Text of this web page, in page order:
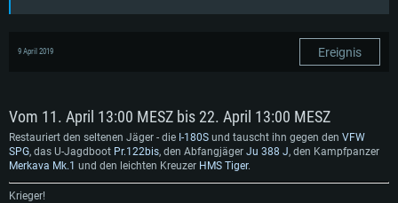
9 April 2019 Ereignis
Vom 11. April 13:00 MESZ bis 22. April 13:00 MESZ
Restauriert den seltenen Jäger - die I-180S und tauscht ihn gegen den VFW
SPG, das U-Jagdboot Pr.122bis, den Abfangjäger Ju 388 J, den Kampfpanzer
Merkava Mk.1 und den leichten Kreuzer HMS Tiger.
Krieger!